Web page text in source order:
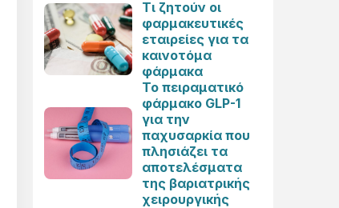
Τι ζητούν οι
φαρμακευτικές
εταιρείες για τα
καινοτόμα
φάρμακα
Το πειραματικό
φάρμακο GLP-1
για την
παχυσαρκία που
πλησιάζει τα
αποτελέσματα
της βαριατρικής
χειρουργικής